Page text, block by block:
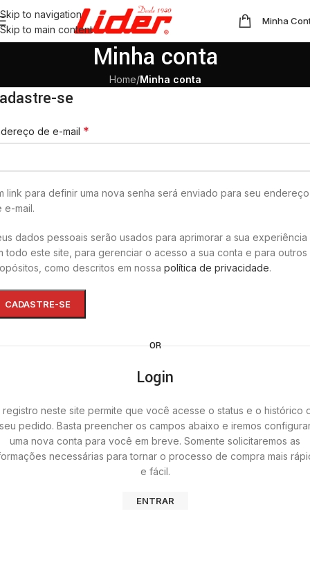
Skip to navigation
Skip to main content
Minha
Minha conta
Home/Minha conta
se
de e-mail *
link para definir uma nova senha será enviado para seu endereço
e-mail.
dados pessoais serão usados para aprimorar a sua experiência
todo este site, para gerenciar o acesso a sua conta e para outros
como descritos em nossa política de privacidade.
CADASTRE-SE
OR
Login
registro neste site permite que você acesse o status e o histórico
pedido. Basta preencher os campos abaixo e iremos
uma nova conta para você em breve. Somente solicitaremos as
necessárias para tornar o processo de compra mais
e fácil.
ENTRAR